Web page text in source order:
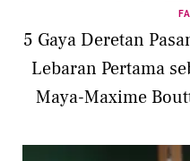
5 Gaya Deretan
Lebaran Pertama
Maya-Maxime